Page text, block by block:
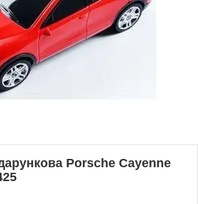
Porsche Cayenne